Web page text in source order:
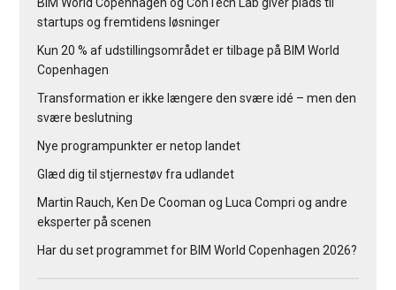
startups og fremtidens løsninger
Kun 20 % af udstillingsområdet er tilbage på BIM World
Copenhagen
Transformation er ikke længere den svære idé – men den
svære beslutning
Nye programpunkter er netop landet
Glæd dig til stjernestøv fra udlandet
Martin Rauch, Ken De Cooman og Luca Compri og andre
eksperter på scenen
Har du set programmet for BIM World Copenhagen 2026?